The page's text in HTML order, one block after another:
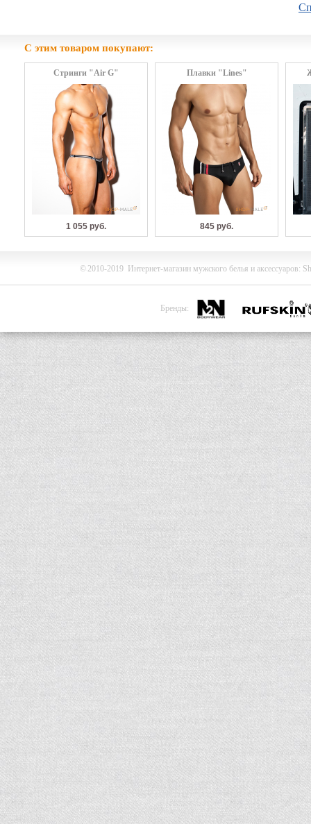
С этим товаром покупают:
Стринги "Air G"
1 055 руб.
Плавки "Lines"
845 руб.
©2010-2019 Интернет-магазин мужского белья и аксессуаров:
Бренды: